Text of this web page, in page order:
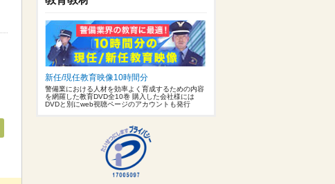
新任/現任教育映像10時間分
警備業における人材を効率よく育成するための内容
を網羅した教育DVD全10巻 購入した会社様には
DVDと別にweb視聴ページのアカウントも発行